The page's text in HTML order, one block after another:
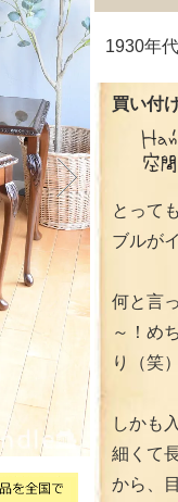
1930年
買い付
とって
ブルが
何と言
～！め
り（笑）
しかも
細くて
から、